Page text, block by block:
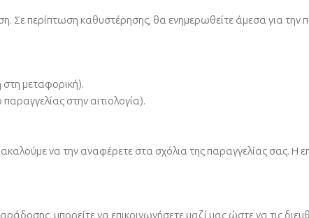
περίπτωση καθυστέρησης, θα ενημερωθείτε άμεσα για την
μεταφορική).
στην αιτιολογία).
να την αναφέρετε στα σχόλια της παραγγελίας σας. Η
μπορείτε να επικοινωνήσετε μαζί μας ώστε να τις